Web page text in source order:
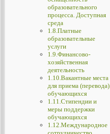
образовательного
процесса. Доступная
среда
1.8.Платные
образовательные
услуги
1.9.Финансово-
хозяйственная
деятельность
1.10.Вакантные места
для приема (перевода)
обучающихся
1.11.Стипендии и
меры поддержки
обучающихся
1.12.Международное